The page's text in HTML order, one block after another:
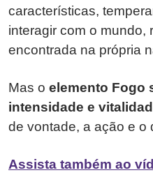
características,
interagir com o mundo,
encontrada na própria
Mas o elemento Fogo
intensidade e
de vontade, a ação e o
Assista também ao